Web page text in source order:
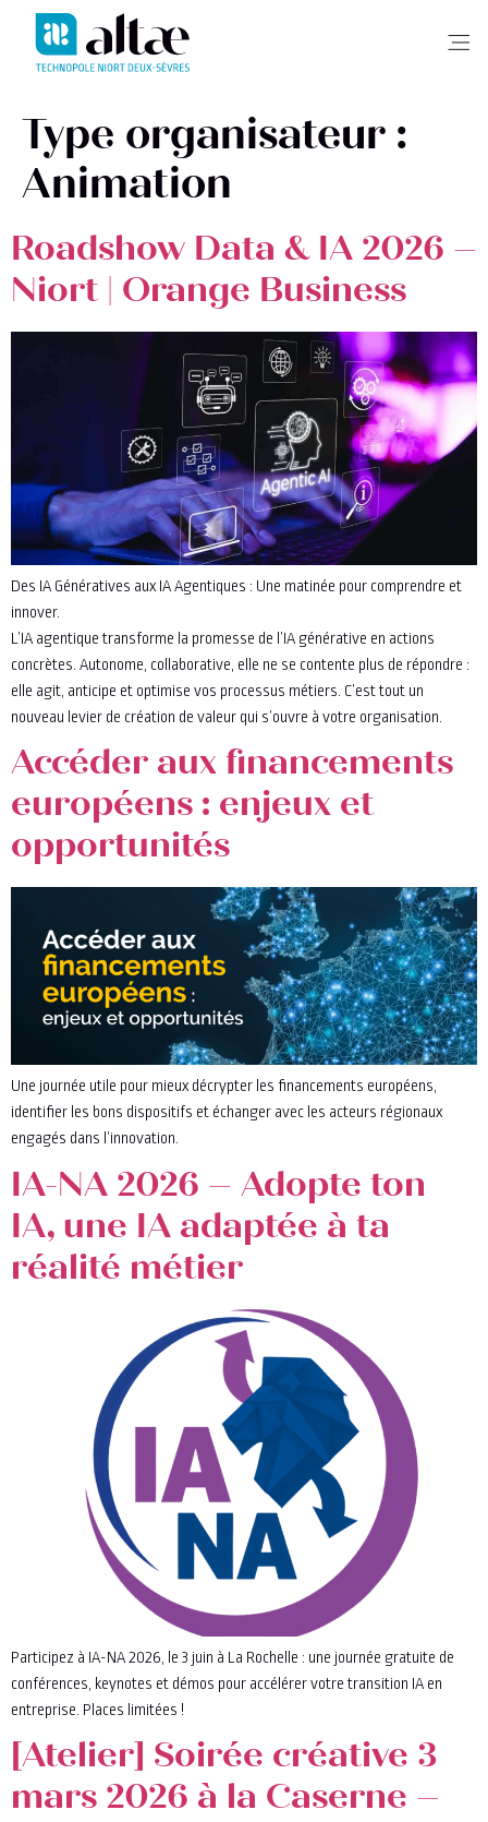
Type organisateur :
Animation
Roadshow Data & IA 2026 –
Niort | Orange Business
Des IA Génératives aux IA Agentiques : Une matinée pour comprendre et
innover.
L’IA agentique transforme la promesse de l’IA générative en actions
concrètes. Autonome, collaborative, elle ne se contente plus de répondre :
elle agit, anticipe et optimise vos processus métiers. C’est tout un
nouveau levier de création de valeur qui s’ouvre à votre organisation.
Accéder aux financements
européens : enjeux et
opportunités
Une journée utile pour mieux décrypter les financements européens,
identifier les bons dispositifs et échanger avec les acteurs régionaux
engagés dans l’innovation.
IA-NA 2026 – Adopte ton
IA, une IA adaptée à ta
réalité métier
Participez à IA-NA 2026, le 3 juin à La Rochelle : une journée gratuite de
conférences, keynotes et démos pour accélérer votre transition IA en
entreprise. Places limitées !
[Atelier] Soirée créative 3
mars 2026 à la Caserne –